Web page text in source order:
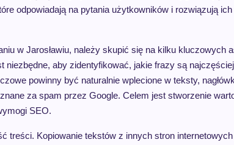
odpowiadają na pytania użytkowników i rozwiązują
w Jarosławiu, należy skupić się na kilku kluczowych
niezbędne, aby zidentyfikować, jakie frazy są
powinny być naturalnie wplecione w teksty,
za spam przez Google. Celem jest stworzenie
SEO.
treści. Kopiowanie tekstów z innych stron